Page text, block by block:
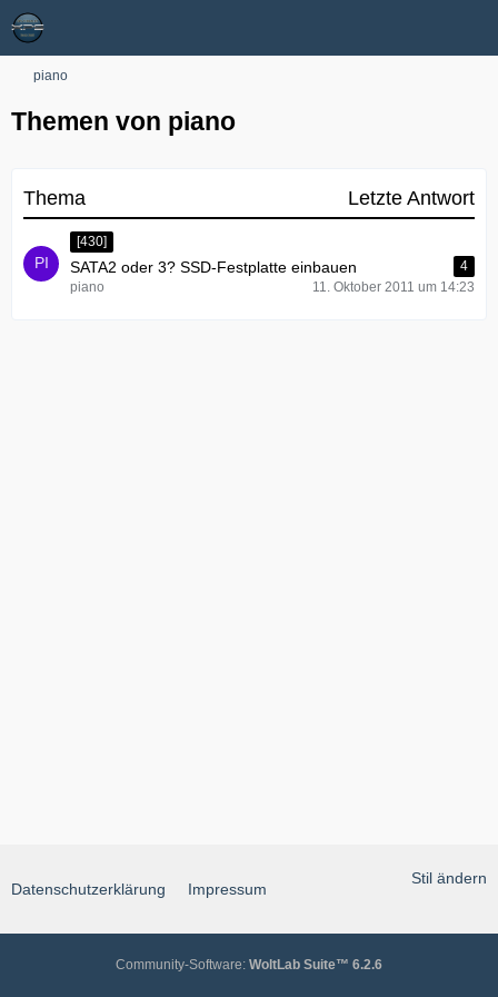
piano
Themen von piano
Thema Letzte Antwort
[430]
SATA2 oder 3? SSD-Festplatte einbauen
4
piano
11. Oktober 2011 um 14:23
Stil ändern
Datenschutzerklärung Impressum
Community-Software: WoltLab Suite™ 6.2.6